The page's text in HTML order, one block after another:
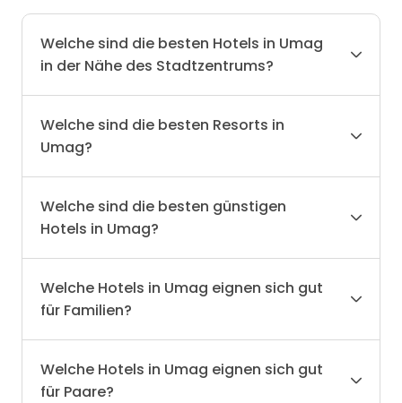
Welche sind die besten Hotels in Umag
in der Nähe des Stadtzentrums?
Welche sind die besten Resorts in
Umag?
Welche sind die besten günstigen
Hotels in Umag?
Welche Hotels in Umag eignen sich gut
für Familien?
Welche Hotels in Umag eignen sich gut
für Paare?